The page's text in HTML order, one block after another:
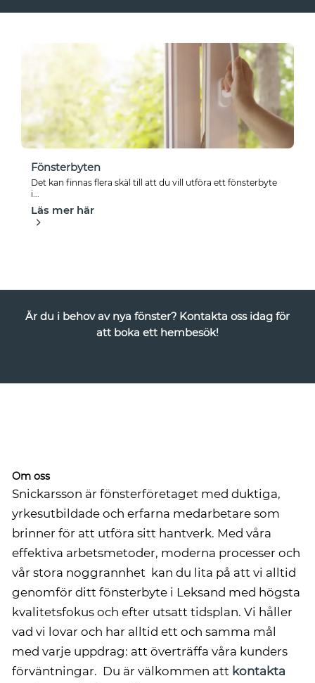
Fönsterbyten
Det kan finnas flera skäl till att du vill utföra ett fönsterbyte
i...
Läs mer här
Är du i behov av nya fönster? Kontakta oss idag för
att boka ett hembesök!
Om oss
Snickarsson är fönsterföretaget med duktiga,
yrkesutbildade och erfarna medarbetare som
brinner för att utföra sitt hantverk. Med våra
effektiva arbetsmetoder, moderna processer och
vår stora noggrannhet kan du lita på att vi alltid
genomför ditt fönsterbyte i Leksand med högsta
kvalitetsfokus och efter utsatt tidsplan. Vi håller
vad vi lovar och har alltid ett och samma mål
med varje uppdrag: att överträffa våra kunders
förväntningar. Du är välkommen att kontakta